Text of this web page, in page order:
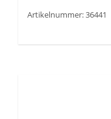
Artikelnummer: 36441